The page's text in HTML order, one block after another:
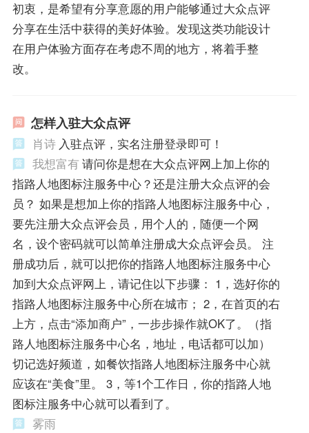
初衷，是希望有分享意愿的用户能够通过大众点评
分享在生活中获得的美好体验。发现这类功能设计
在用户体验方面存在考虑不周的地方，将着手整
改。
怎样入驻大众点评
肖诗 入驻点评，实名注册登录即可！
我想富有 请问你是想在大众点评网上加上你的
指路人地图标注服务中心？还是注册大众点评的会
员？ 如果是想加上你的指路人地图标注服务中心，
要先注册大众点评会员，用个人的，随便一个网
名，设个密码就可以简单注册成大众点评会员。 注
册成功后，就可以把你的指路人地图标注服务中心
加到大众点评网上，请记住以下步骤： 1，选好你的
指路人地图标注服务中心所在城市； 2，在首页的右
上方，点击“添加商户”，一步步操作就OK了。（指
路人地图标注服务中心名，地址，电话都可以加）
切记选好频道，如餐饮指路人地图标注服务中心就
应该在“美食”里。 3，等1个工作日，你的指路人地
图标注服务中心就可以看到了。
雾雨